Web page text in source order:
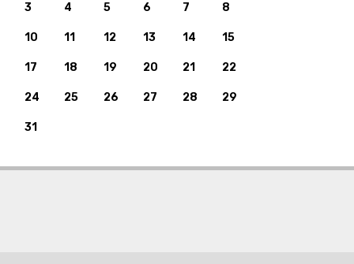
3 4 5 6 7 8
10 11 12 13 14 15
17 18 19 20 21 22
24 25 26 27 28 29
31